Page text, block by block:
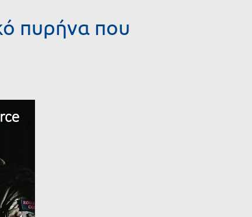
πυρήνα που